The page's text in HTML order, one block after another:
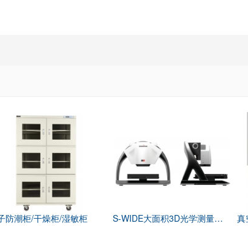
防潮柜/干燥柜/湿敏柜
S-WIDE大面积3D光学测量系统
真